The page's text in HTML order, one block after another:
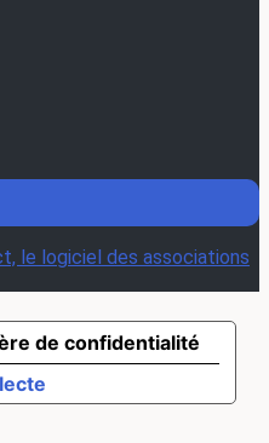
le logiciel des associations
de confidentialité